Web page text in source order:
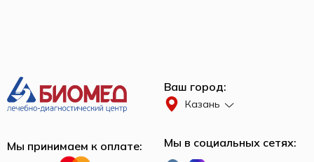
Ваш город:
Казань
Мы принимаем к оплате: Мы в социальных сетях: